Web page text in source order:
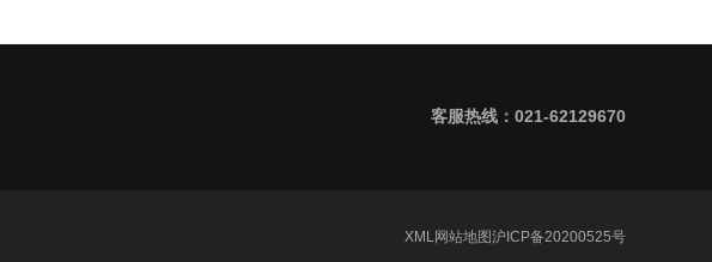
客服热线：021-62129670
沪ICP备20200525号
网站地图
XML